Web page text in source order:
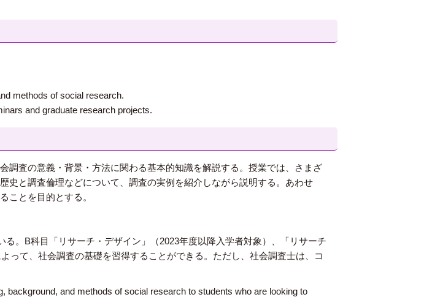
methods of social research.
and graduate research projects.
調査の意義・背景・方法に関わる基本的知識を解説する。授業では、さまざ
史と調査倫理などについて、調査の実例を紹介しながら説明する。あわせ
ことを目的とする。
。B科目「リサーチ・デザイン」（2023年度以降入学者対象）、「リサーチ
って、社会調査の基礎を習得することができる。ただし、社会調査士は、コ
background, and methods of social research to students who are looking to